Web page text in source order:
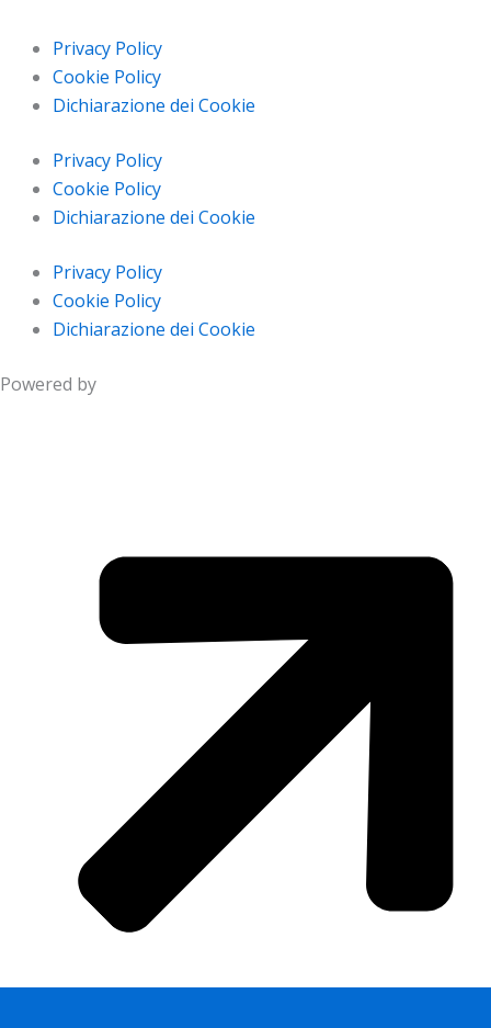
Privacy Policy
Cookie Policy
Dichiarazione dei Cookie
Privacy Policy
Cookie Policy
Dichiarazione dei Cookie
Privacy Policy
Cookie Policy
Dichiarazione dei Cookie
Powered by